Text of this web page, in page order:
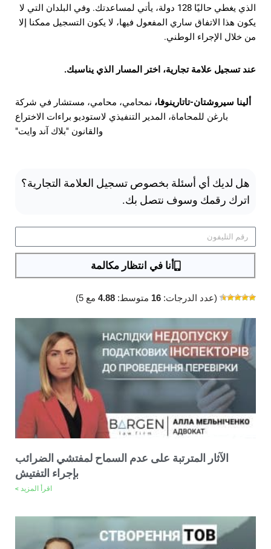
الذي يغطي حاليًا 128 دولة، يأتي لمساعدتك. وفي البلدان التي لا
يكون هذا الاتفاق ساري المفعول فيها، لا يكون التسجيل ممكنا إلا
من خلال الإجراء الوطني.
عند تسجيل علامة تجارية، اختر المسار الذي يناسبك.
ألينا سيروشتان-تاتارينوفا، نمحامي، محامي، مستشار في شركة
بارغن للمحاماة، المدير التنفيذي لاستوديو براءات الاختراع
والقانون "بلاك آند وايت"
هل لديك أي أسئلة بخصوص تسجيل العلامة التجارية؟
اترك رقمك وسوف نتصل بك.
أنا في انتظار مكالمة
(عدد الدرجات: 16 متوسط: 4.88 مع 5)
الآثار المترتبة على عدم السماح لمفتشي الضرائب
بإجراء التفتيش
اقرأ المزيد >